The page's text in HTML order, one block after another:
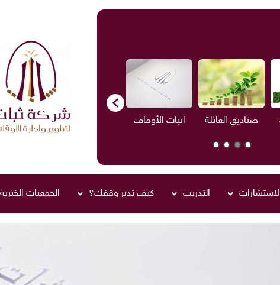
صناديق العائلة اثبات الأوقاف الاستشارات ادارة
التدريب كيف تدير وقفك؟ الجمعيات الخيرية